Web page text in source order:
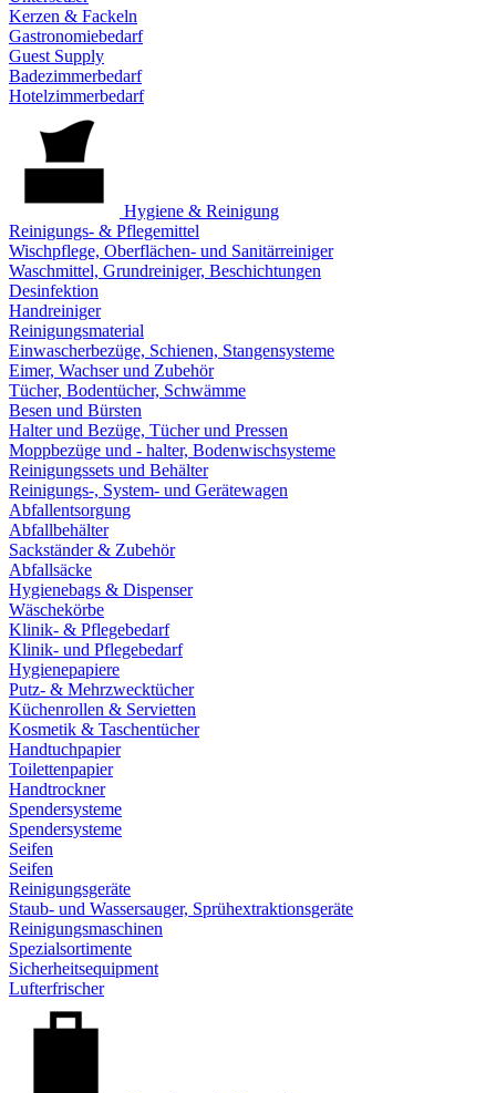
Kerzen & Fackeln
Gastronomiebedarf
Guest Supply
Badezimmerbedarf
Hotelzimmerbedarf
Hygiene & Reinigung
Reinigungs- & Pflegemittel
Wischpflege, Oberflächen- und Sanitärreiniger
Waschmittel, Grundreiniger, Beschichtungen
Desinfektion
Handreiniger
Reinigungsmaterial
Einwascherbezüge, Schienen, Stangensysteme
Eimer, Wachser und Zubehör
Tücher, Bodentücher, Schwämme
Besen und Bürsten
Halter und Bezüge, Tücher und Pressen
Moppbezüge und - halter, Bodenwischsysteme
Reinigungssets und Behälter
Reinigungs-, System- und Gerätewagen
Abfallentsorgung
Abfallbehälter
Sackständer & Zubehör
Abfallsäcke
Hygienebags & Dispenser
Wäschekörbe
Klinik- & Pflegebedarf
Klinik- und Pflegebedarf
Hygienepapiere
Putz- & Mehrzwecktücher
Küchenrollen & Servietten
Kosmetik & Taschentücher
Handtuchpapier
Toilettenpapier
Handtrockner
Spendersysteme
Spendersysteme
Seifen
Seifen
Reinigungsgeräte
Staub- und Wassersauger, Sprühextraktionsgeräte
Reinigungsmaschinen
Spezialsortimente
Sicherheitsequipment
Lufterfrischer